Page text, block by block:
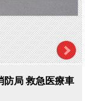
局 救急医療車